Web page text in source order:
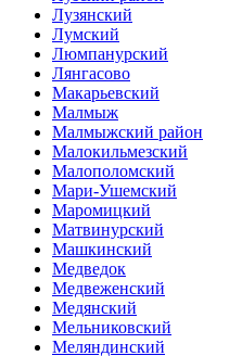
Лузянский
Лумский
Люмпанурский
Лянгасово
Макарьевский
Малмыж
Малмыжский район
Малокильмезский
Малополомский
Мари-Ушемский
Маромицкий
Матвинурский
Машкинский
Медведок
Медвеженский
Медянский
Мельниковский
Меляндинский